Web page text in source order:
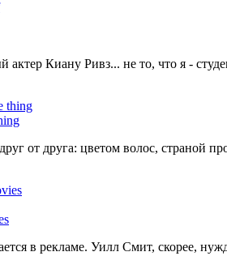
актер Киану Ривз... не то, что я -
от друга: цветом волос, страной
в рекламе. Уилл Смит, скорее,